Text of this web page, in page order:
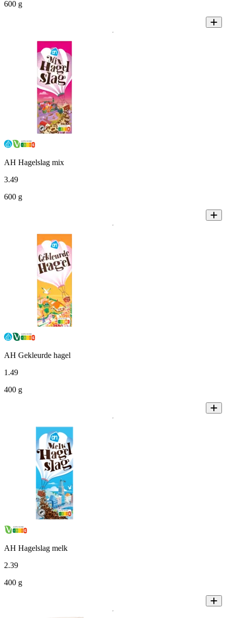
600 g
AH Hagelslag mix
3.49
600 g
AH Gekleurde hagel
1 .49
400 g
AH Hagelslag melk
2.39
400 g